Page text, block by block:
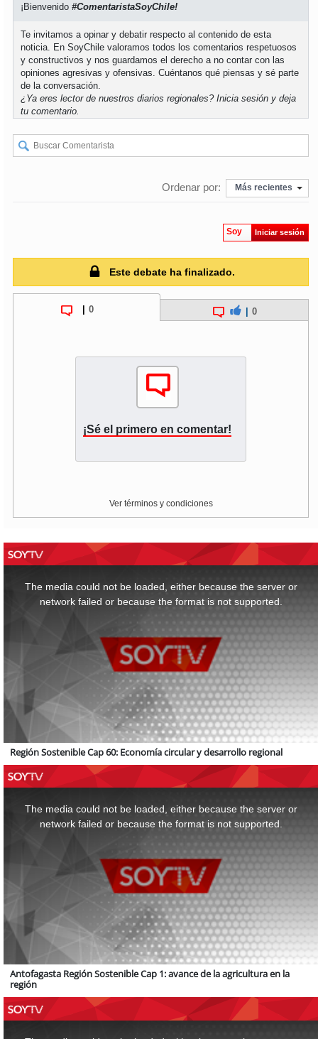
¡Bienvenido#ComentaristaSoyChile!
Te invitamos a opinar y debatir respecto al contenido de esta
noticia. En SoyChile valoramos todos los comentarios respetuosos
y constructivos y nos guardamos el derecho a no contar con las
opiniones agresivas y ofensivas. Cuéntanos qué piensas y sé parte
de la conversación.
¿Ya eres lector de nuestros diarios regionales?Inicia sesión y deja
tu comentario.
Ordenar por: Más recientes
Soy Iniciar sesión
Este debate ha finalizado.
0 0
¡Sé el primero en comentar!
Ver términos y condiciones
The media could not be loaded, either because the server or
network failed or because the format is not supported.
Región Sostenible Cap 60: Economía circular y desarrollo regional
The media could not be loaded, either because the server or
network failed or because the format is not supported.
Antofagasta Región Sostenible Cap 1: avance de la agricultura en la
región